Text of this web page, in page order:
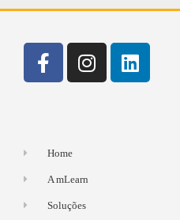
Home
A mLearn
Soluções